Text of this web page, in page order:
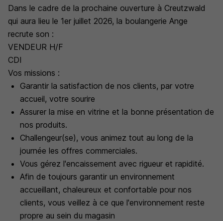
Dans le cadre de la prochaine ouverture à Creutzwald
qui aura lieu le 1er juillet 2026, la boulangerie Ange
recrute son :
VENDEUR H/F
CDI
Vos missions :
Garantir la satisfaction de nos clients, par votre
accueil, votre sourire
Assurer la mise en vitrine et la bonne présentation de
nos produits.
Challengeur(se), vous animez tout au long de la
journée les offres commerciales.
Vous gérez l'encaissement avec rigueur et rapidité.
Afin de toujours garantir un environnement
accueillant, chaleureux et confortable pour nos
clients, vous veillez à ce que l'environnement reste
propre au sein du magasin